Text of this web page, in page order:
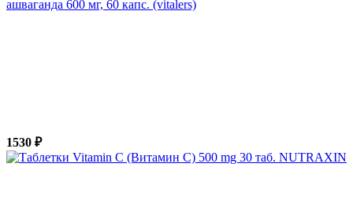
ашвагандa 600 мг, 60 капс. (vitalers)
1530 ₽